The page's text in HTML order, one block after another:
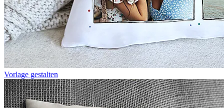
Vorlage gestalten